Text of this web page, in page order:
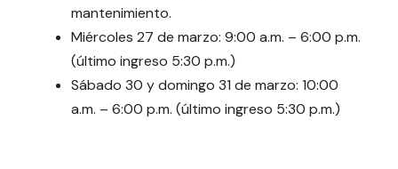
mantenimiento.
Miércoles 27 de marzo: 9:00 a.m. – 6:00 p.m.
(último ingreso 5:30 p.m.)
Sábado 30 y domingo 31 de marzo: 10:00
a.m. – 6:00 p.m. (último ingreso 5:30 p.m.)